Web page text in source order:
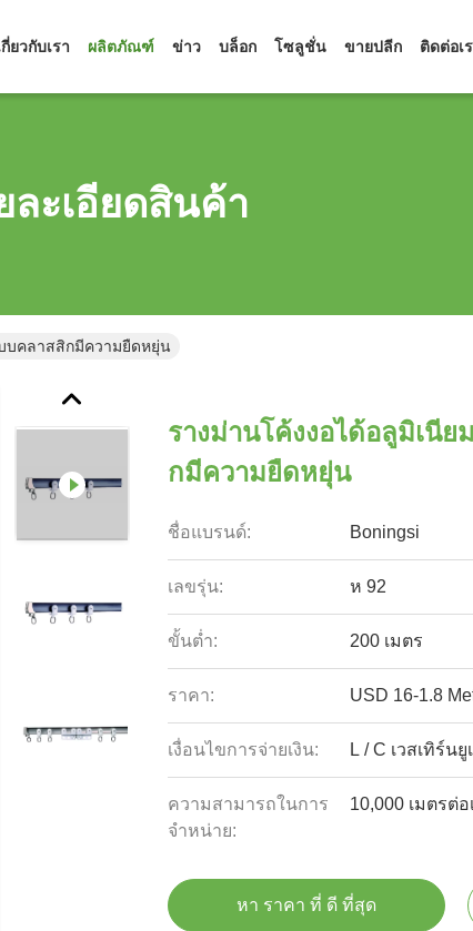
กี่ยวกับเรา ผลิตภัณฑ์ ข่าว บล็อก โซลูชั่น ขายปลีก ติดต่อเ
ละเอียดสินค้า
บคลาสสิกมีความยืดหยุ่น
รางม่านโค้งงอได้อลูมิเนี
กมีความยืดหยุ่น
ชื่อแบรนด์: Boningsi
เลขรุ่น: ห 92
ขั้นต่ำ: 200 เมตร
ราคา: USD 16-1.8
เงื่อนไขการจ่ายเงิน: L / C เวสเทิร์น
ความสามารถในการ
จําหน่าย:
10,000 เมตรต่
หา ราคา ที่ ดี ที่สุด